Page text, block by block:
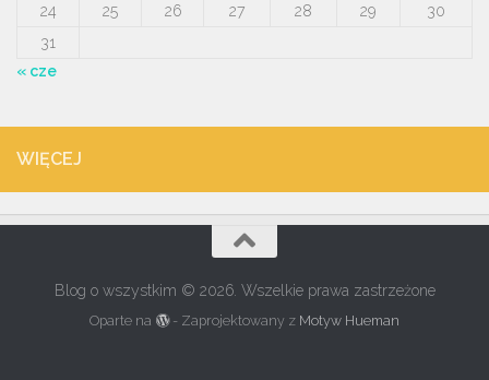
24
25 26 27 28 29
30
31
« cze
WIĘCEJ
Blog o wszystkim © 2026. Wszelkie prawa zastrzeżone
Oparte na - Zaprojektowany z Motyw Hueman